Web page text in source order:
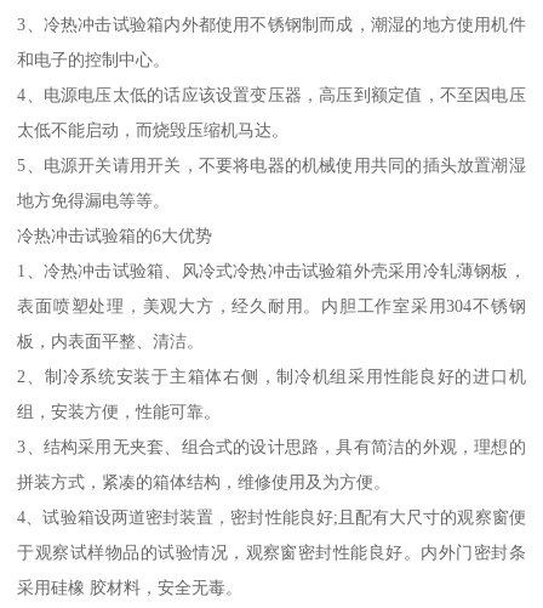
3、冷热冲击试验箱内外都使用不锈钢制而成，潮湿的地方使用机件
和电子的控制中心。
4、电源电压太低的话应该设置变压器，高压到额定值，不至因电压
太低不能启动，而烧毁压缩机马达。
5、电源开关请用开关，不要将电器的机械使用共同的插头放置潮湿
地方免得漏电等等。
冷热冲击试验箱的6大优势
1、冷热冲击试验箱、风冷式冷热冲击试验箱外壳采用冷轧薄钢板，
表面喷塑处理，美观大方，经久耐用。内胆工作室采用304不锈钢
板，内表面平整、清洁。
2、制冷系统安装于主箱体右侧，制冷机组采用性能良好的进口机
组，安装方便，性能可靠。
3、结构采用无夹套、组合式的设计思路，具有简洁的外观，理想的
拼装方式，紧凑的箱体结构，维修使用及为方便。
4、试验箱设两道密封装置，密封性能良好;且配有大尺寸的观察窗便
于观察试样物品的试验情况，观察窗密封性能良好。内外门密封条
采用硅橡 胶材料，安全无毒。